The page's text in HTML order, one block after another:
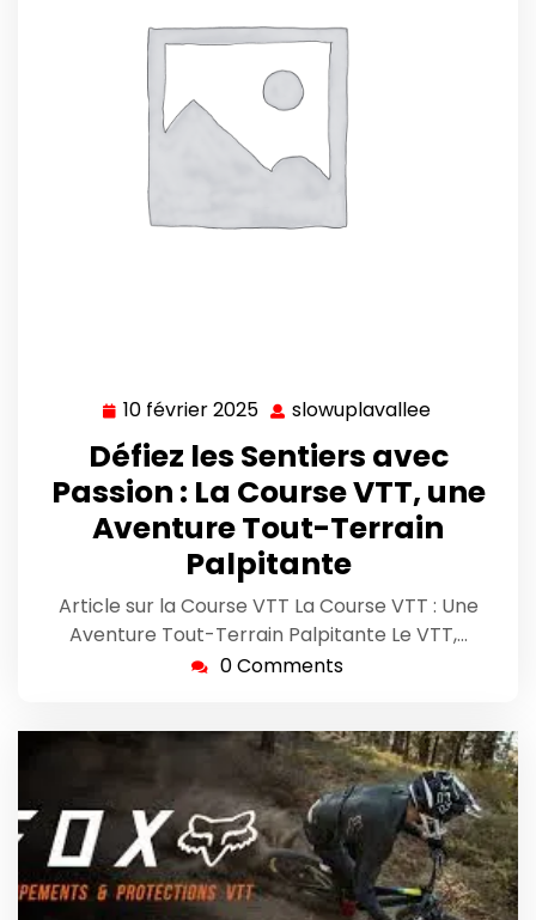
10 février 2025 10
février
2025
slowuplavallee
Défiez les Sentiers avec
Passion : La Course VTT, une
Aventure Tout-Terrain
Palpitante
Article sur la Course VTT La Course VTT : Une
Aventure Tout-Terrain Palpitante Le VTT,…
0 Comments